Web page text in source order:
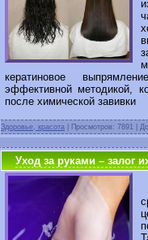
кератиновое
эффективной методикой,
после химической завивки
Здоровье, красота Просмотров: 7891 |
Уход за руками – залог